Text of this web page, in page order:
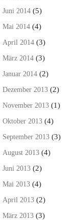
Juni 2014 (5)
Mai 2014 (4)
April 2014 (3)
März 2014 (3)
Januar 2014 (2)
Dezember 2013 (2)
November 2013 (1)
Oktober 2013 (4)
September 2013 (3)
August 2013 (4)
Juni 2013 (2)
Mai 2013 (4)
April 2013 (2)
März 2013 (3)